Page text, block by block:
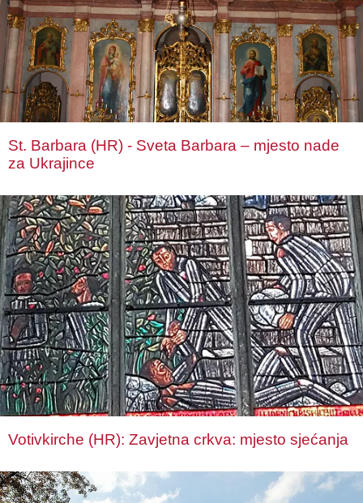
St. Barbara (HR) - Sveta Barbara – mjesto nade
za Ukrajince
Votivkirche (HR): Zavjetna crkva: mjesto sjećanja